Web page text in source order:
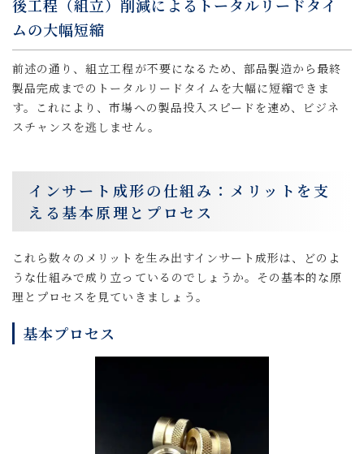
後工程（組立）削減によるトータルリードタイ
ムの大幅短縮
前述の通り、組立工程が不要になるため、部品製造から最終
製品完成までのトータルリードタイムを大幅に短縮できま
す。これにより、市場への製品投入スピードを速め、ビジネ
スチャンスを逃しません。
インサート成形の仕組み：メリットを支
える基本原理とプロセス
これら数々のメリットを生み出すインサート成形は、どのよ
うな仕組みで成り立っているのでしょうか。その基本的な原
理とプロセスを見ていきましょう。
基本プロセス